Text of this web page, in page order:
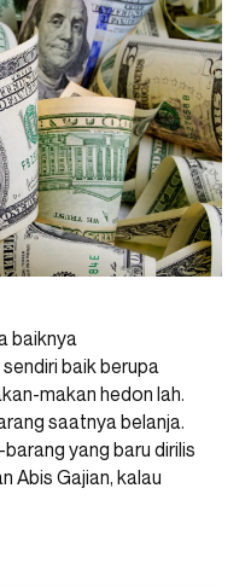
baiknya
baik berupa
makan hedon lah.
saatnya belanja.
yang baru dirilis
Abis Gajian, kalau